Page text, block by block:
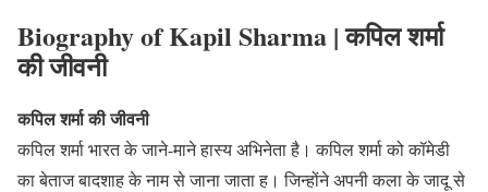
Biography of Kapil Sharma | कपिल शर्मा
की जीवनी
कपिल शर्मा की जीवनी
कपिल शर्मा भारत के जाने-माने हास्य अभिनेता है। कपिल शर्मा को कॉमेडी
का बेताज बादशाह के नाम से जाना जाता ह। जिन्होंने अपनी कला के जादू से